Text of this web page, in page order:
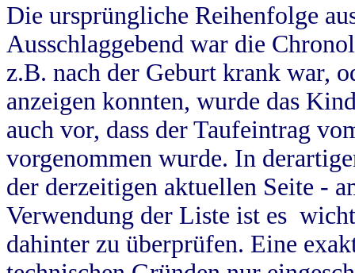
Die ursprüngliche Reihenfolge
Ausschlaggebend war die
z.B. nach der Geburt krank war,
anzeigen konnten, wurde das
auch vor, dass der Taufeintrag
vorgenommen wurde. In
der derzeitigen aktuellen Seite -
Verwendung der Liste ist es
dahinter zu überprüfen. Eine